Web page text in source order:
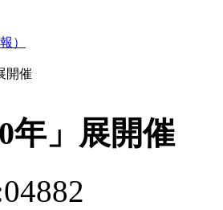
）
開催
年」展開催